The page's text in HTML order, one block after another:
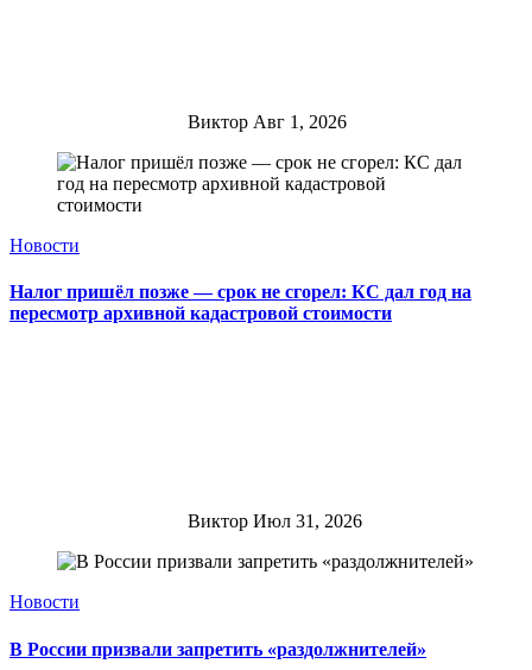
Виктор Авг 1, 2026
Новости
Налог пришёл позже — срок не сгорел: КС дал год на
пересмотр архивной кадастровой стоимости
Виктор Июл 31, 2026
Новости
В России призвали запретить «раздолжнителей»